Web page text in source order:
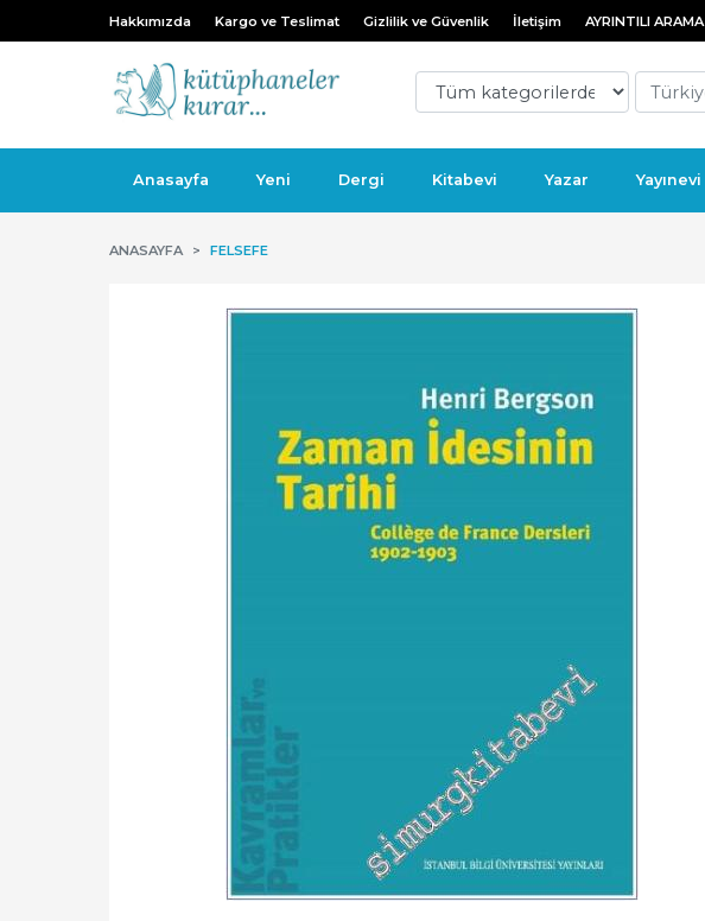
Hakkımızda Kargo ve Teslimat Gizlilik ve Güvenlik İletişim AYRINTILI ARAMA
Anasayfa Yeni Dergi Kitabevi Yazar Yayınevi
ANASAYFA FELSEFE